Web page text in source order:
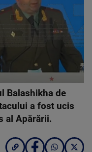
Balashikha de
a fost ucis
al Apărării.